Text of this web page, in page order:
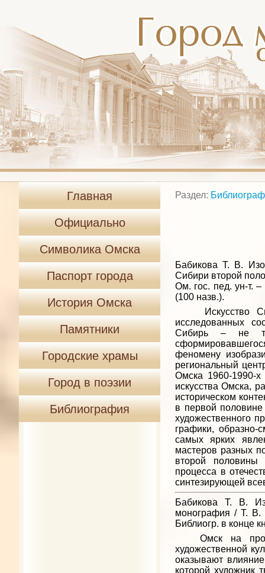
Главная
Официально
Символика Омска
Паспорт города
История Омска
Памятники
Городские храмы
Город в поэзии
Библиография
Раздел:
Бабикова Т. В.
Сибири второй
Ом. гос. пед. ун-т.
(100 назв.).
Искусство
исследованных
Сибирь – не
феномену
региональный
Омска 1960-1990-х
искусства Омска,
историческом
в первой
художественного
графики, образно-
самых ярких
мастеров разных
второй половины
процесса в
синтезирующей
Бабикова Т. В.
монография / Т.
Библиогр. в конце
Омск на
художественной
оказывают
которой художник